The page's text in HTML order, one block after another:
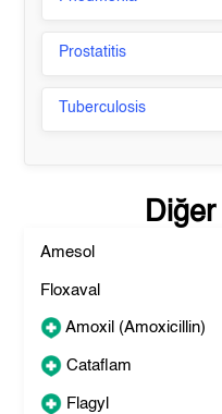
Prostatitis
Tuberculosis
Amesol
Floxaval
Amoxil (Amoxicillin)
Cataflam
Flagyl